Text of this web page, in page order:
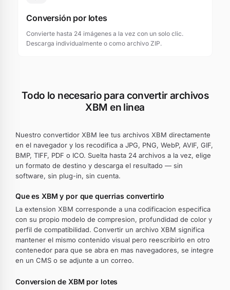
Conversión por lotes
Convierte hasta 24 imágenes a la vez con un solo clic.
Descarga individualmente o como archivo ZIP.
Todo lo necesario para convertir archivos
XBM en linea
Nuestro convertidor XBM lee tus archivos XBM directamente
en el navegador y los recodifica a JPG, PNG, WebP, AVIF, GIF,
BMP, TIFF, PDF o ICO. Suelta hasta 24 archivos a la vez, elige
un formato de destino y descarga el resultado — sin
software, sin plug-in, sin cuenta.
Que es XBM y por que querrias convertirlo
La extension XBM corresponde a una codificacion especifica
con su propio modelo de compresion, profundidad de color y
perfil de compatibilidad. Convertir un archivo XBM significa
mantener el mismo contenido visual pero reescribirlo en otro
contenedor para que se abra en mas navegadores, se integre
en un CMS o se adjunte a un correo.
Conversion de XBM por lotes